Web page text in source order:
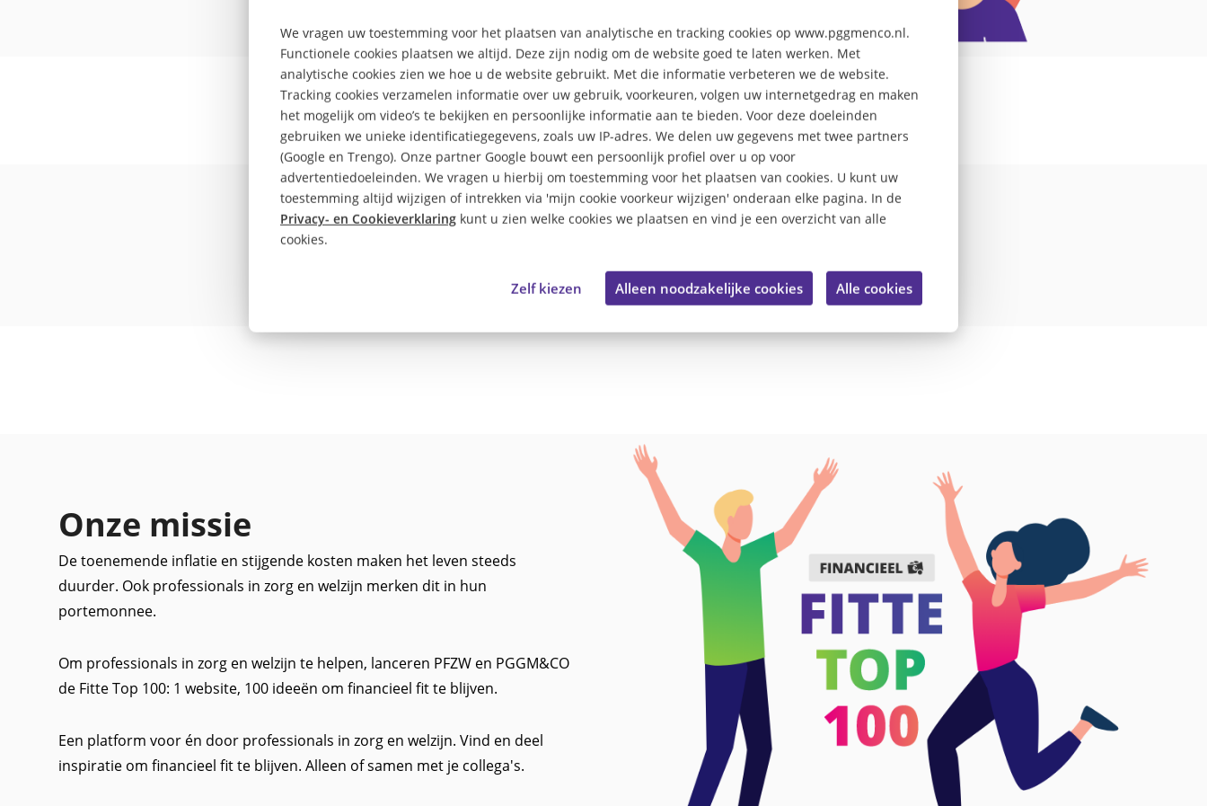
We vragen uw toestemming voor het plaatsen van analytische en tracking cookies op www.pggmenco.nl.
Functionele cookies plaatsen we altijd. Deze zijn nodig om de website goed te laten werken. Met
analytische cookies zien we hoe u de website gebruikt. Met die informatie verbeteren we de website.
Tracking cookies verzamelen informatie over uw gebruik, voorkeuren, volgen uw internetgedrag en maken
het mogelijk om video’s te bekijken en persoonlijke informatie aan te bieden. Voor deze doeleinden
gebruiken we unieke identificatiegegevens, zoals uw IP-adres. We delen uw gegevens met twee partners
(Google en Trengo). Onze partner Google bouwt een persoonlijk profiel over u op voor
advertentiedoeleinden. We vragen u hierbij om toestemming voor het plaatsen van cookies. U kunt uw
toestemming altijd wijzigen of intrekken via 'mijn cookie voorkeur wijzigen' onderaan elke pagina. In de
Privacy- en Cookieverklaring kunt u zien welke cookies we plaatsen en vind je een overzicht van alle
cookies.
Zelf kiezen Alleen noodzakelijke cookies Alle cookies
De Fitte Top 100 is een initiatief van
Onze missie
De toenemende inflatie en stijgende kosten maken het leven steeds
duurder. Ook professionals in zorg en welzijn merken dit in hun
portemonnee.
Om professionals in zorg en welzijn te helpen, lanceren PFZW en PGGM&CO
de Fitte Top 100: 1 website, 100 ideeën om financieel fit te blijven.
Een platform voor én door professionals in zorg en welzijn. Vind en deel
inspiratie om financieel fit te blijven. Alleen of samen met je collega's.